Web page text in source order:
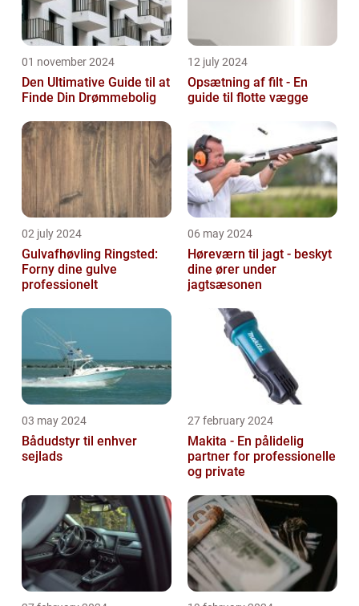
01 november 2024
Den Ultimative Guide til at
Finde Din Drømmebolig
12 july 2024
Opsætning af filt - En
guide til flotte vægge
02 july 2024
Gulvafhøvling Ringsted:
Forny dine gulve
professionelt
06 may 2024
Høreværn til jagt - beskyt
dine ører under
jagtsæsonen
03 may 2024
Bådudstyr til enhver
sejlads
27 february 2024
Makita - En pålidelig
partner for professionelle
og private